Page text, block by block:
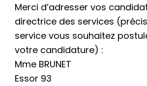
Merci d’adresser vos
directrice des services
service vous souhaitez
votre candidature) :
Mme BRUNET
Essor 93